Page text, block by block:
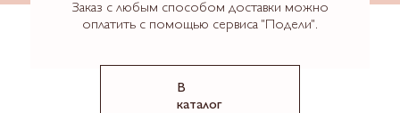
Заказ с любым способом доставки можно
оплатить с помощью сервиса "Подели".
В
каталог